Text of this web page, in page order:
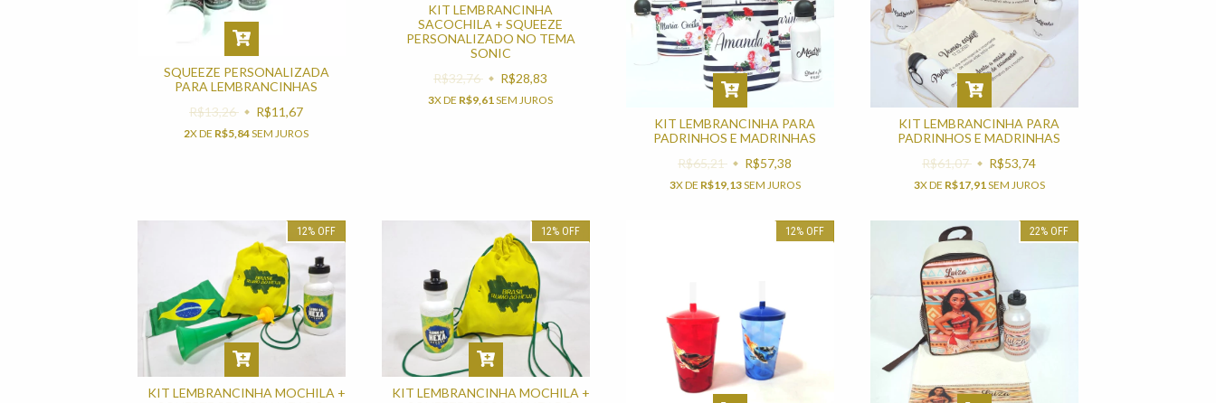
SQUEEZE PERSONALIZADA
PARA LEMBRANCINHAS
R$13,26
R$11,67
2X DE R$5,84SEM JUROS
KIT LEMBRANCINHA
SACOCHILA + SQUEEZE
PERSONALIZADO NO TEMA
SONIC
R$32,76
R$28,83
3X DE R$9,61 SEM JUROS
KIT LEMBRANCINHA PARA
PADRINHOS E MADRINHAS
R$65,21
R$57,38
3X DE R$19,13SEM JUROS
KIT LEMBRANCINHA PARA
PADRINHOS E MADRINHAS
R$61,07
R$53,74
3X DE R$17,91SEM JUROS
12% OFF
KIT LEMBRANCINHA MOCHILA +
12% OFF
KIT LEMBRANCINHA MOCHILA +
12% OFF 22% OFF